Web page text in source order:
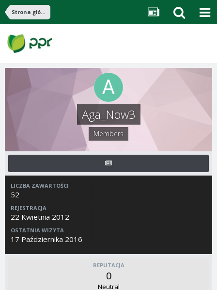
Strona główna
Aga_Now3
Members
LICZBA ZAWARTOŚCI
52
REJESTRACJA
22 Kwietnia 2012
OSTATNIA WIZYTA
17 Października 2016
REPUTACJA
0
Neutral